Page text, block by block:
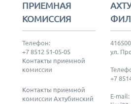
ПРИЕМНАЯ
КОМИССИЯ
Телефон:
+7 8512 51-05-05
Контакты приемной
комиссии
Контакты приемной
комиссии Ахтубинский
ул.
+7
E-mail: